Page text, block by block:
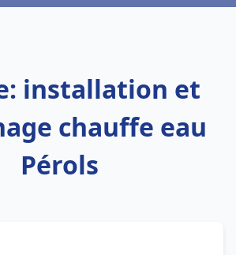
installation et
chauffe eau
Pérols